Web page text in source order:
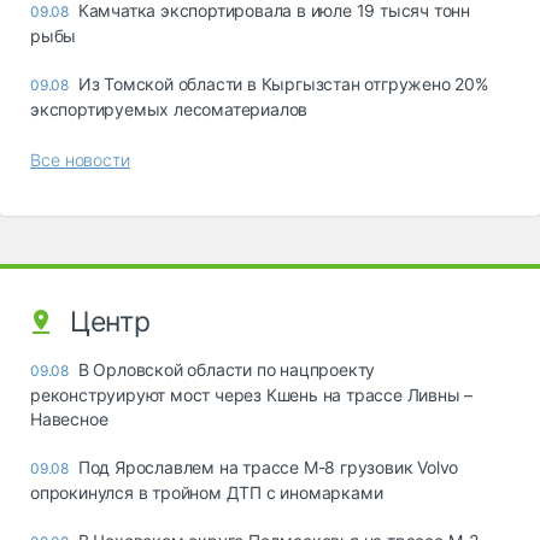
09.08 Камчатка экспортировала в июле 19 тысяч тонн
рыбы
09.08 Из Томской области в Кыргызстан отгружено 20%
экспортируемых лесоматериалов
Все новости
Центр
09.08 В Орловской области по нацпроекту
реконструируют мост через Кшень на трассе Ливны –
Навесное
09.08 Под Ярославлем на трассе М-8 грузовик Volvo
опрокинулся в тройном ДТП с иномарками